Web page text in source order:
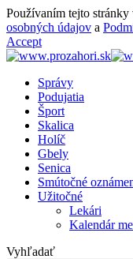
Používaním tejto stránky
osobných údajov a
Accept
Správy
Podujatia
Šport
Skalica
Holíč
Gbely
Senica
Smútočné
Užitočné
Lekári
Kalendár
Vyhľadať